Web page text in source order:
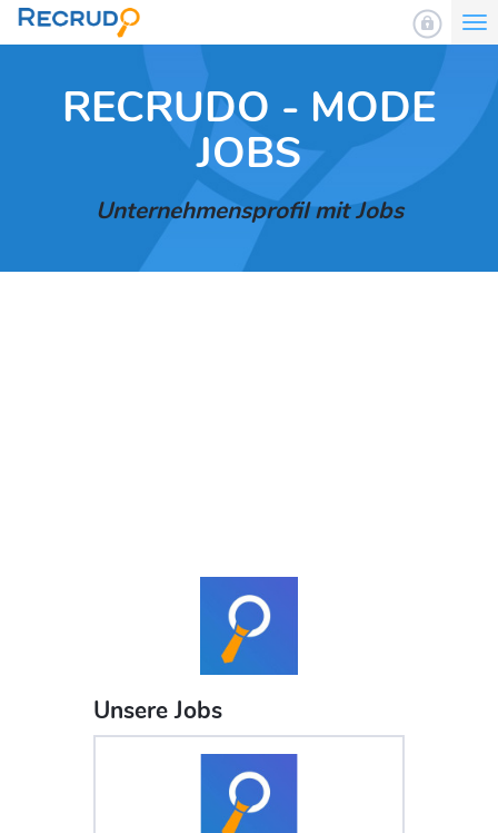
RECRUDO - MODE
JOBS
Unternehmensprofil mit Jobs
Unsere Jobs